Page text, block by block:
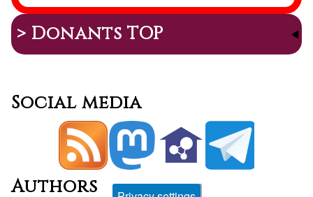
> Donants TOP
Social media
Authors